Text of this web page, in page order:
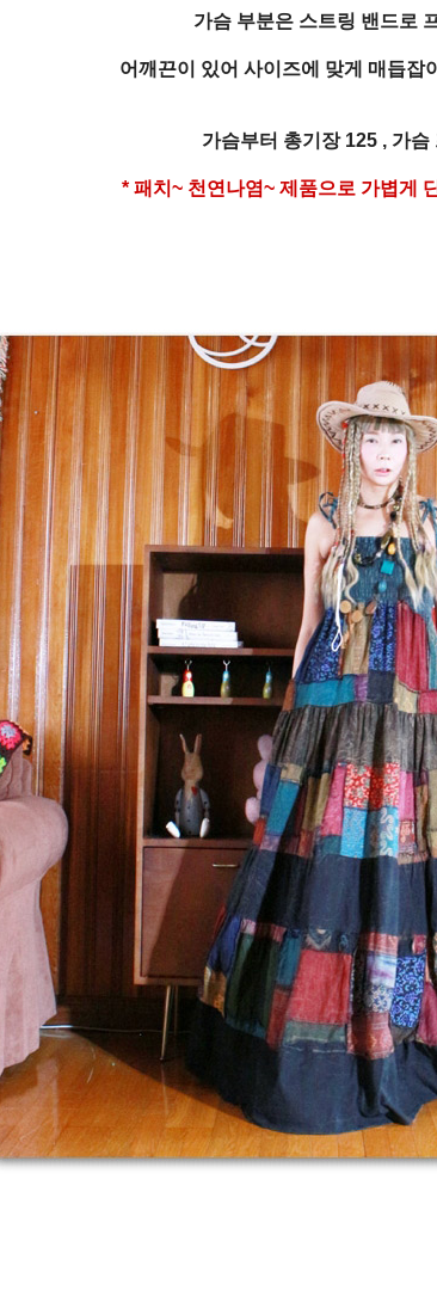
가슴 부분은 스트링 밴드로
어깨끈이 있어 사이즈에 맞게 매듭잡
가슴부터 총기장 125 , 가슴
* 패치~ 천연나염~ 제품으로 가볍게